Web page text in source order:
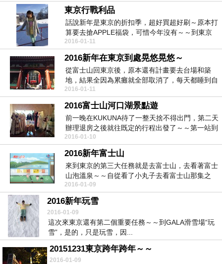
東京行戰利品
話說新年是東京的折扣季，超好買超好刷～原本打
算要去搶APPLE福袋，可惜今年沒有～～到東京
到底該買啥...
2016-01-11
2016新年在東京到處晃悠晃悠～
從富士山回東京後，原本還有計畫要去台場和築
地，結果全因為累癱就全部取消了，每天都睡到自
然醒在飯店附近...
2016-01-11
2016富士山河口湖景點遊
前一晚在KUKUNA待了一整天捨不得出門，第二天
辦理退房之後就往既定的行程出發了～～第一站到
的是音樂...
2016-01-10
2016新年富士山
來到東京的第三大任務就是去富士山，去看著富士
山泡溫泉～～自從看了小丸子去看富士山那集之
後，就覺得去看...
2016-01-09
2016新年玩雪
2016-01-09
這次來東京還有第二個重要任務～～到GALA滑雪場“玩
雪”，是的，只是玩雪，因...
20151231東京跨年跨年～～
2016-01-09